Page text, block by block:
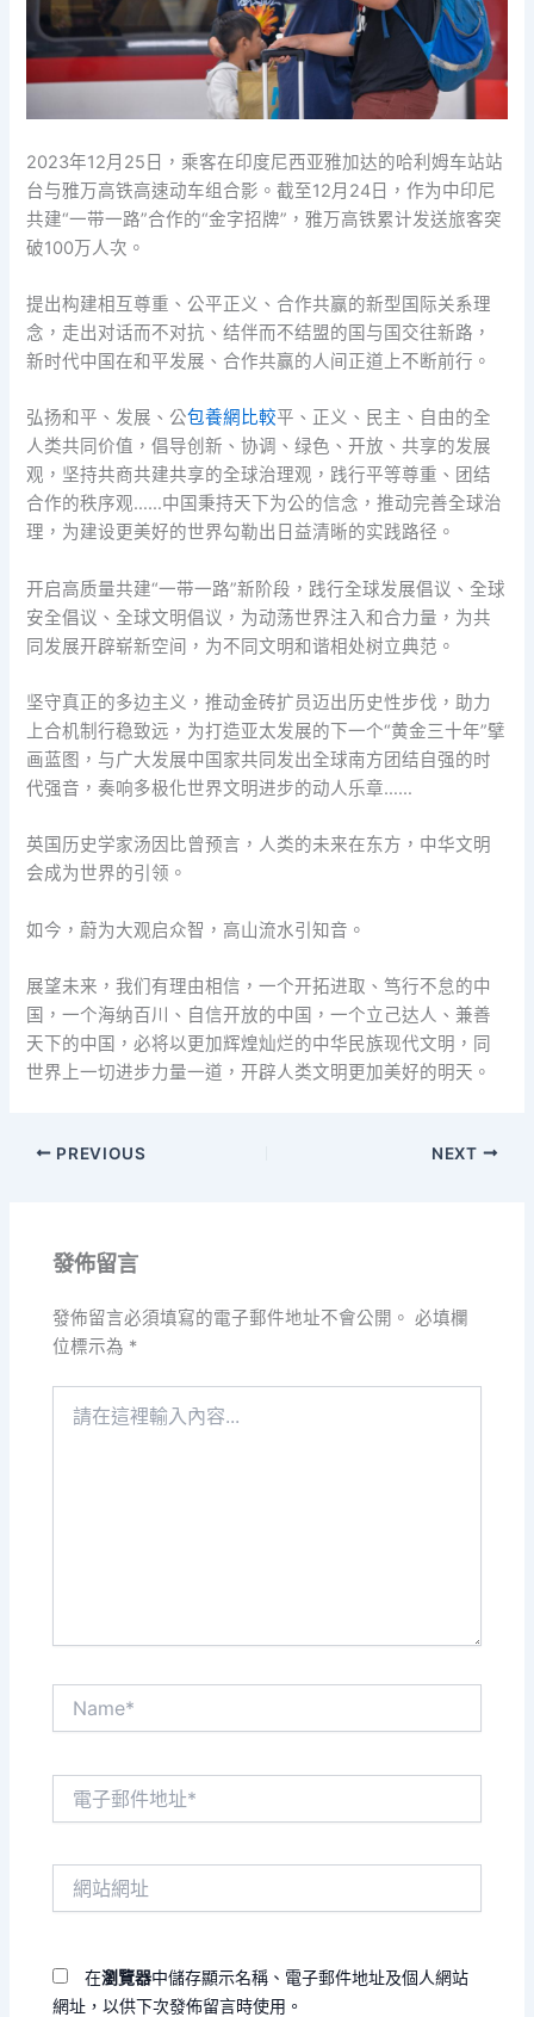
2023年12月25日，乘客在印度尼西亚雅加达的哈利姆车站站
台与雅万高铁高速动车组合影。截至12月24日，作为中印尼
共建“一带一路”合作的“金字招牌”，雅万高铁累计发送旅客突
破100万人次。
提出构建相互尊重、公平正义、合作共赢的新型国际关系理
念，走出对话而不对抗、结伴而不结盟的国与国交往新路，
新时代中国在和平发展、合作共赢的人间正道上不断前行。
弘扬和平、发展、公包養網比較平、正义、民主、自由的全
人类共同价值，倡导创新、协调、绿色、开放、共享的发展
观，坚持共商共建共享的全球治理观，践行平等尊重、团结
合作的秩序观……中国秉持天下为公的信念，推动完善全球治
理，为建设更美好的世界勾勒出日益清晰的实践路径。
开启高质量共建“一带一路”新阶段，践行全球发展倡议、全球
安全倡议、全球文明倡议，为动荡世界注入和合力量，为共
同发展开辟崭新空间，为不同文明和谐相处树立典范。
坚守真正的多边主义，推动金砖扩员迈出历史性步伐，助力
上合机制行稳致远，为打造亚太发展的下一个“黄金三十年”擘
画蓝图，与广大发展中国家共同发出全球南方团结自强的时
代强音，奏响多极化世界文明进步的动人乐章……
英国历史学家汤因比曾预言，人类的未来在东方，中华文明
会成为世界的引领。
如今，蔚为大观启众智，高山流水引知音。
展望未来，我们有理由相信，一个开拓进取、笃行不怠的中
国，一个海纳百川、自信开放的中国，一个立己达人、兼善
天下的中国，必将以更加辉煌灿烂的中华民族现代文明，同
世界上一切进步力量一道，开辟人类文明更加美好的明天。
PREVIOUS NEXT
發佈留言
發佈留言必須填寫的電子郵件地址不會公開。 必填欄
位標示為 *
在瀏覽器中儲存顯示名稱、電子郵件地址及個人網站
網址，以供下次發佈留言時使用。